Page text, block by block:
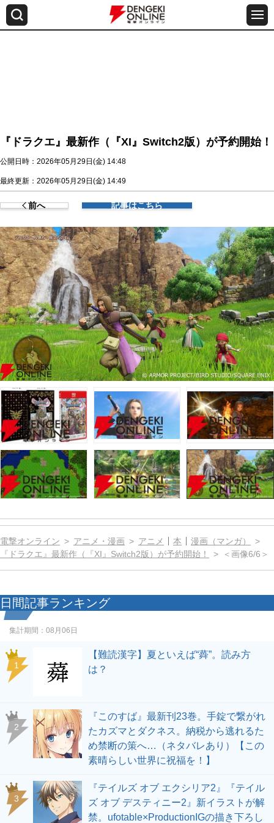
『ドラクエ』最新作（『XI』Switch2版）が予約開始！
公開日時：2026年05月29日(金) 14:48
最終更新：2026年05月29日(金) 14:49
前へ 記事はこちら
電撃オンライン アニメ・漫画 アニメ 本
漫画（マンガ）
『ドラクエ』最新作（『XI』Switch2版）が予約開始！
＜画像6/6＞
日間記事ランキング
集計期間： 08月06日
1
【難読漢字】夏といえば“蕣”。読み方
は？
2
『このすば』最新刊23巻。手錠で繋がれ
たカズマとダクネス。納税から逃れるた
め禁断の策へ…（ネタバレあり）【この
素晴らしい世界に祝福を！】
3
『テイルズ オブ エクシリア2』『テイル
ズ オブ デスティニー2』新イラストが解
禁。ufotable×ProductionIGの描き下ろし